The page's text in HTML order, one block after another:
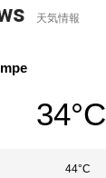
天気情報
34°C
44°C